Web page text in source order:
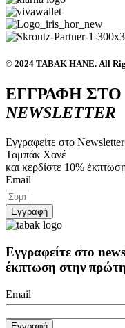
© 2024 ΤΑΒΑΚ ΗΑΝΕ. All
ΕΓΓΡΑΦΗ ΣΤΟ
NEWSLETTER
Εγγραφείτε στο
Ταμπάκ Χανέ
και κερδίστε 10%
Email
Εγγραφή
Εγγραφείτε στο
έκπτωση στην
Email